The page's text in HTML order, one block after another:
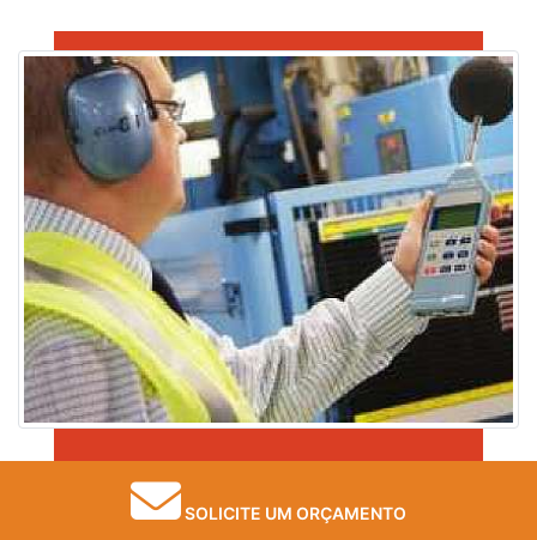
SOLICITE UM ORÇAMENTO